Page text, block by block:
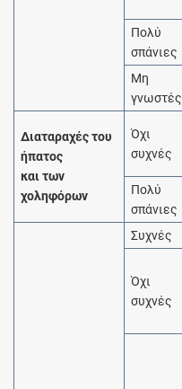
Πολύ
σπάνιες
Μη
γνωστές
Διαταραχές του
ήπατος
και των
χοληφόρων
Όχι
συχνές
Πολύ
σπάνιες
Συχνές
Όχι
συχνές